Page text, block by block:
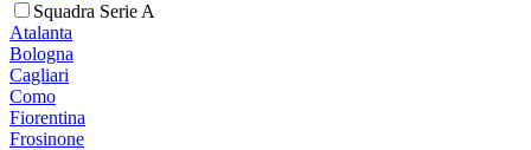
Squadra Serie A
Atalanta
Bologna
Cagliari
Como
Fiorentina
Frosinone